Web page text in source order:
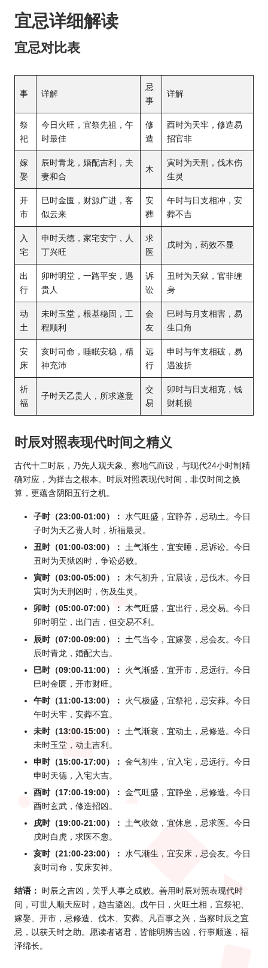
宜忌详细解读
宜忌对比表
事 详解
忌
事
详解
祭
祀
今日火旺，宜祭先祖，午
时最佳
修
造
酉时为天牢，修造易
招官非
嫁
娶
辰时青龙，婚配吉利，夫
妻和合
木
寅时为天刑，伐木伤
生灵
开
市
巳时金匮，财源广进，客
似云来
安
葬
午时与日支相冲，安
葬不吉
入
宅
申时天德，家宅安宁，人
丁兴旺
求
医
戌时为，药效不显
出
行
卯时明堂，一路平安，遇
贵人
诉
讼
丑时为天狱，官非缠
身
动
土
未时玉堂，根基稳固，工
程顺利
会
友
巳时与月支相害，易
生口角
安
床
亥时司命，睡眠安稳，精
神充沛
远
行
申时与年支相破，易
遇波折
祈
福
子时天乙贵人，所求遂意
交
易
卯时与日支相克，钱
财耗损
时辰对照表现代时间之精义
古代十二时辰，乃先人观天象、察地气而设，与现代24小时制精
确对应，为择吉之根本。时辰对照表现代时间，非仅时间之换
算，更蕴含阴阳五行之机。
子时（23:00-01:00）： 水气旺盛，宜静养，忌动土。今日
子时为天乙贵人时，祈福最灵。
丑时（01:00-03:00）： 土气渐生，宜安睡，忌诉讼。今日
丑时为天狱凶时，争讼必败。
寅时（03:00-05:00）： 木气初升，宜晨读，忌伐木。今日
寅时为天刑凶时，伤及生灵。
卯时（05:00-07:00）： 木气旺盛，宜出行，忌交易。今日
卯时明堂，出门吉，但交易不利。
辰时（07:00-09:00）：
土气当令，宜嫁娶，忌会友。今日
辰时青龙，婚配大吉。
巳时（09:00-11:00）：
火气渐盛，宜开市，忌远行。今日
巳时金匮，开市财旺。
午时（11:00-13:00）：
火气极盛，宜祭祀，忌安葬。今日
午时天牢，安葬不宜。
未时（13:00-15:00）：
土气渐衰，宜动土，忌修造。今日
未时玉堂，动土吉利。
申时（15:00-17:00）： 金气初生，宜入宅，忌远行。今日
申时天德，入宅大吉。
酉时（17:00-19:00）： 金气旺盛，宜静坐，忌修造。今日
酉时玄武，修造招凶。
戌时（19:00-21:00）： 土气收敛，宜休息，忌求医。今日
戌时白虎，求医不愈。
亥时（21:00-23:00）： 水气渐生，宜安床，忌会友。今日
亥时司命，安床安神。
结语：
时辰之吉凶，关乎人事之成败。善用时辰对照表现代时
间，可世人顺天应时，趋吉避凶。戊午日，火旺土相，宜祭祀、
嫁娶、开市，忌修造、伐木、安葬。凡百事之兴，当察时辰之宜
忌，以获天时之助。愿读者诸君，皆能明辨吉凶，行事顺遂，福
泽绵长。